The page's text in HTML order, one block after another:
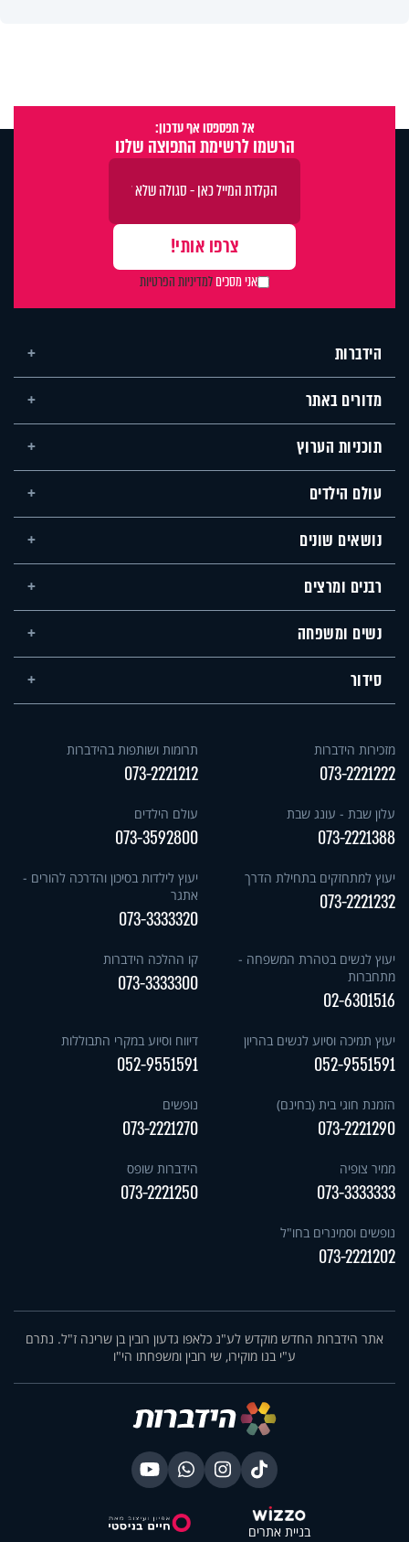
אל תפספסו אף עדכון:
הרשמו לרשימת התפוצה שלנו
אני מסכיםלמדיניות הפרטיות
הידברות
מדורים באתר
תוכניות הערוץ
עולם הילדים
נושאים שונים
רבנים ומרצים
נשים ומשפחה
סידור
מזכירות הידברות
073-2221222
תרומות ושותפות בהידברות
073-2221212
עלון שבת - עונג שבת
073-2221388
עולם הילדים
073-3592800
יעוץ למתחזקים בתחילת הדרך
073-2221232
יעוץ לילדות בסיכון והדרכה להורים -
אתגר
073-3333320
יעוץ לנשים בטהרת המשפחה -
מתחברות
02-6301516
קו ההלכה הידברות
073-3333300
יעוץ תמיכה וסיוע לנשים בהריון
052-9551591
דיווח וסיוע במקרי התבוללות
052-9551591
הזמנת חוגי בית (בחינם)
073-2221290
נופשים
073-2221270
ממיר צופיה
073-3333333
הידברות שופס
073-2221250
נופשים וסמינרים בחו"ל
073-2221202
אתר הידברות החדש מוקדש לע"נ כלאפו גדעון רובין בן שרינה ז"ל. נתרם
ע"י בנו מוקירו, שי רובין ומשפחתו הי"ו
בניית אתרים